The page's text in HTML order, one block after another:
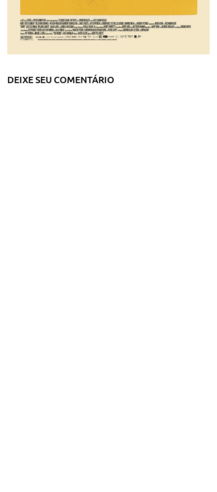
DEIXE SEU COMENTÁRIO